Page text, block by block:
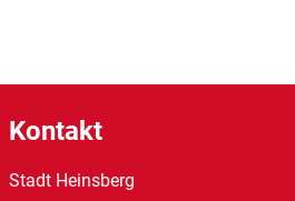
Kontakt
Stadt Heinsberg